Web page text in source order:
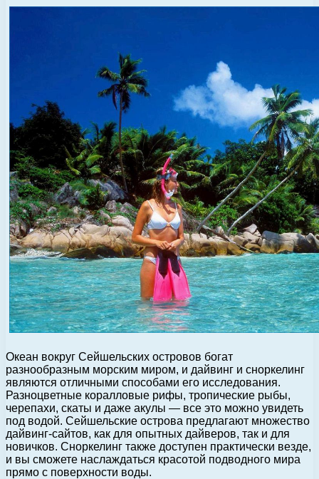
Океан вокруг Сейшельских островов богат
разнообразным морским миром, и дайвинг и сноркелинг
являются отличными способами его исследования.
Разноцветные коралловые рифы, тропические рыбы,
черепахи, скаты и даже акулы — все это можно увидеть
под водой. Сейшельские острова предлагают множество
дайвинг-сайтов, как для опытных дайверов, так и для
новичков. Сноркелинг также доступен практически везде,
и вы сможете наслаждаться красотой подводного мира
прямо с поверхности воды.